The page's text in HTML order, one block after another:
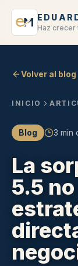
Haz crecer
Volver al blog
INICIO
Blog 3 min
La
5.5